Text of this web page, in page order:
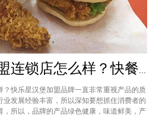
快乐星汉堡加盟连锁店怎么样？快餐店中产品口味如何？
快乐星汉堡加盟品牌一直非常重视产品的质
发展经验丰富，所以深知要想抓住消费者的
所以，品牌的产品绿色健康，味道鲜美，产
这个汉堡品牌加盟费多少钱？快乐星汉堡加